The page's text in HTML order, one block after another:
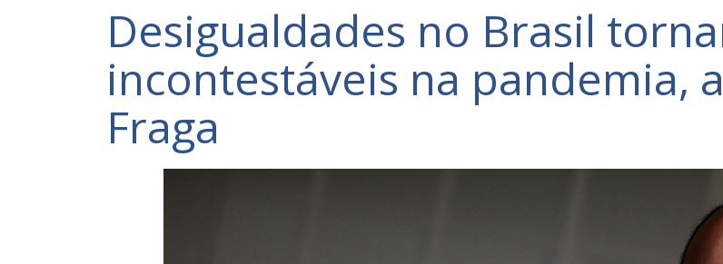
Desigualdades no Brasil
incontestáveis na pandemia,
Fraga